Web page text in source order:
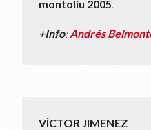
montoliu 2005.
+Info:Andrés
VÍCTOR JIMENEZ